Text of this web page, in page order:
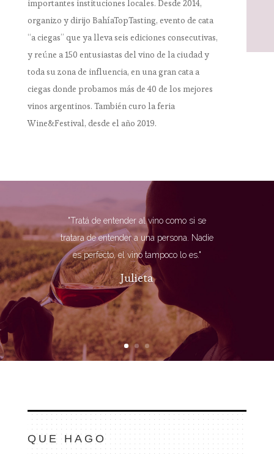
importantes instituciones locales. Desde 2014,
organizo y dirijo BahíaTopTasting, evento de cata
“a ciegas” que ya lleva seis ediciones consecutivas,
y reúne a 150 entusiastas del vino de la ciudad y
toda su zona de influencia, en una gran cata a
ciegas donde probamos más de 40 de los mejores
vinos argentinos. También curo la feria
Wine&Festival, desde el año 2019.
"Tratá de entender al vino como si se
tratara de entender a una persona. Nadie
es perfecto, el vino tampoco lo es."
Julieta
QUE HAGO